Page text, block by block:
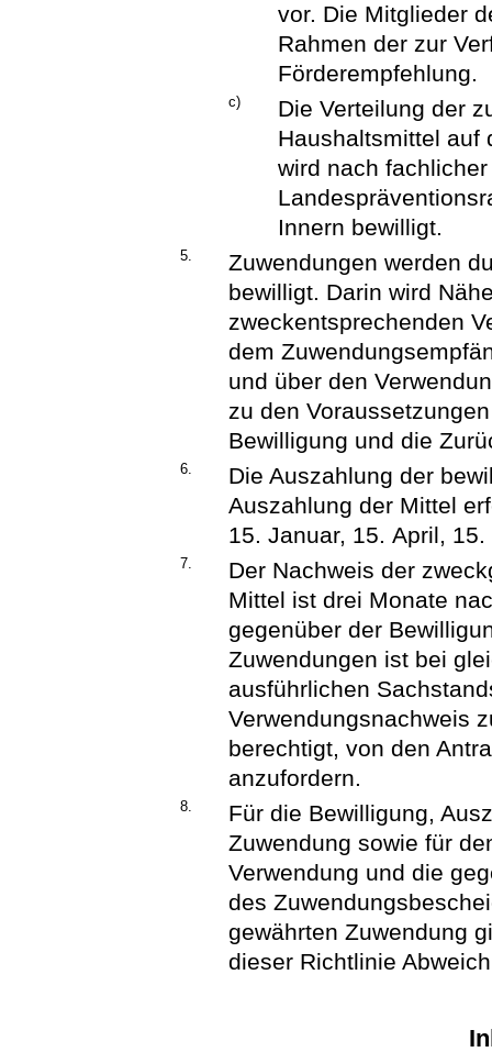
vor. Die Mitglieder
Rahmen der zur
Förderempfehlung.
c)
Die Verteilung der
Haushaltsmittel auf
wird nach
Innern bewilligt.
5.
Zuwendungen werden
bewilligt. Darin wird
zweckentsprechenden
dem
und über den
zu den
Bewilligung und die
6.
Die Auszahlung der
Auszahlung der Mittel
15. Januar, 15. April,
7.
Der Nachweis der
Mittel ist drei Monate
gegenüber der
Zuwendungen ist bei
ausführlichen
Verwendungsnachweis
berechtigt, von den
anzufordern.
8.
Für die Bewilligung,
Zuwendung sowie für
Verwendung und die
des
gewährten Zuwendung
dieser Richtlinie